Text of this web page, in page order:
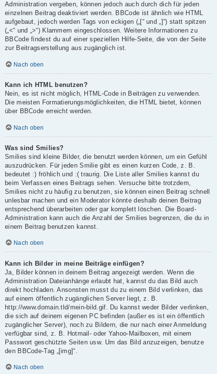
Administration vergeben, können jedoch auch durch dich für jeden
einzelnen Beitrag deaktiviert werden. BBCode ist ähnlich wie HTML
aufgebaut, jedoch werden Tags von eckigen („[“ und „]“) statt spitzen
(„<“ und „>“) Klammern eingeschlossen. Weitere Informationen zu
BBCode findest du auf einer speziellen Hilfe-Seite, die von der Seite
zur Beitragserstellung aus zugänglich ist.
Nach oben
Kann ich HTML benutzen?
Nein, es ist nicht möglich, HTML-Code in Beiträgen zu verwenden.
Die meisten Formatierungsmöglichkeiten, die HTML bietet, können
über BBCode erreicht werden.
Nach oben
Was sind Smilies?
Smilies sind kleine Bilder, die benutzt werden können, um ein Gefühl
auszudrücken. Für jeden Smilie gibt es einen kurzen Code, z. B.
bedeutet :) fröhlich und :( traurig. Die Liste aller Smilies kannst du
beim Verfassen eines Beitrags sehen. Versuche bitte trotzdem,
Smilies nicht zu häufig zu benutzen, sie können einen Beitrag schnell
unlesbar machen und ein Moderator könnte deshalb deinen Beitrag
entsprechend überarbeiten oder gar komplett löschen. Die Board-
Administration kann auch die Anzahl der Smilies begrenzen, die du in
einem Beitrag benutzen kannst.
Nach oben
Kann ich Bilder in meine Beiträge einfügen?
Ja, Bilder können in deinem Beitrag angezeigt werden. Wenn die
Administration Dateianhänge erlaubt hat, kannst du das Bild auch
direkt hochladen. Ansonsten musst du zu einem Bild verlinken, das
auf einem öffentlich zugänglichen Server liegt, z. B.
http://www.domain.tld/mein-bild.gif. Du kannst weder Bilder verlinken,
die sich auf deinem eigenen PC befinden (außer es ist ein öffentlich
zugänglicher Server), noch zu Bildern, die nur nach einer Anmeldung
verfügbar sind, z. B. Hotmail- oder Yahoo-Mailboxen, mit einem
Passwort geschützte Seiten usw. Um das Bild anzuzeigen, benutze
den BBCode-Tag „[img]“.
Nach oben